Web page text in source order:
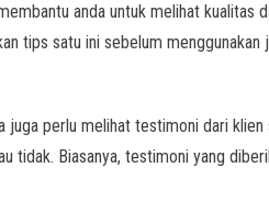
anda untuk melihat
tips satu ini sebelum
perlu melihat testimoni dari
tidak. Biasanya, testimoni yang